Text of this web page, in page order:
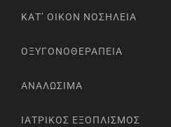
ΚΑΤ’ ΟΊΚΟΝ ΝΟΣΗΛΕΊΑ
ΟΞΥΓΟΝΟΘΕΡΑΠΕΊΑ
ΑΝΑΛΏΣΙΜΑ
ΙΑΤΡΙΚΌΣ ΕΞΟΠΛΙΣΜΌΣ